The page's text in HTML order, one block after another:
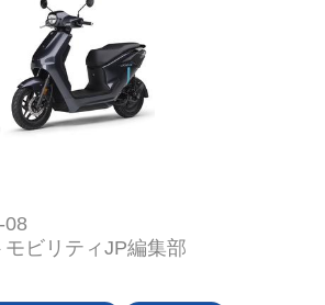
08
モビリティJP編集部